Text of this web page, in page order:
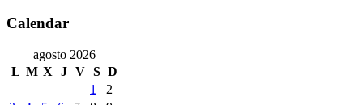
Calendar
agosto 2026
L M X J V S D
1
2